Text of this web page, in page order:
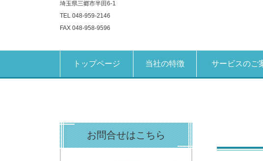
埼玉県三郷市半田6-1
TEL 048-959-2146
FAX 048-958-9596
トップページ 当社の特徴 サービスのご
お問合せはこちら